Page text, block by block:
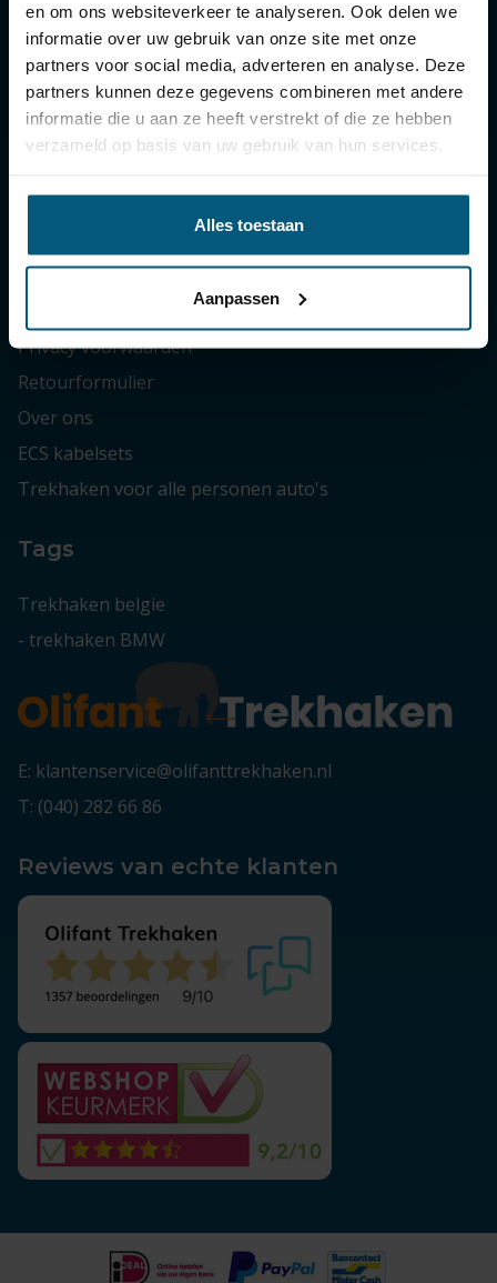
en om ons websiteverkeer te analyseren. Ook delen we
informatie over uw gebruik van onze site met onze
partners voor social media, adverteren en analyse. Deze
partners kunnen deze gegevens combineren met andere
informatie die u aan ze heeft verstrekt of die ze hebben
verzameld op basis van uw gebruik van hun services.
Alles toestaan
Aanpassen
Bezorgen en afhalen
Bestellen en betalen
Retourneren, ruilen en garantie
Status van mijn bestelling
Technische vragen / hulp bij montage
Zakelijke bestellingen
Informatie
Algemene voorwaarden
Privacy voorwaarden
Retourformulier
Over ons
ECS kabelsets
Trekhaken voor alle personen auto's
Tags
Trekhaken belgie
- trekhaken BMW
E: klantenservice@olifanttrekhaken.nl
T: (040) 282 66 86
Reviews van echte klanten